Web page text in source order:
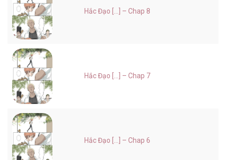
Hắc Đạo [...] – Chap 8
Hắc Đạo [...] – Chap 7
Hắc Đạo [...] – Chap 6